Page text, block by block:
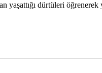
dürtüleri öğrenerek